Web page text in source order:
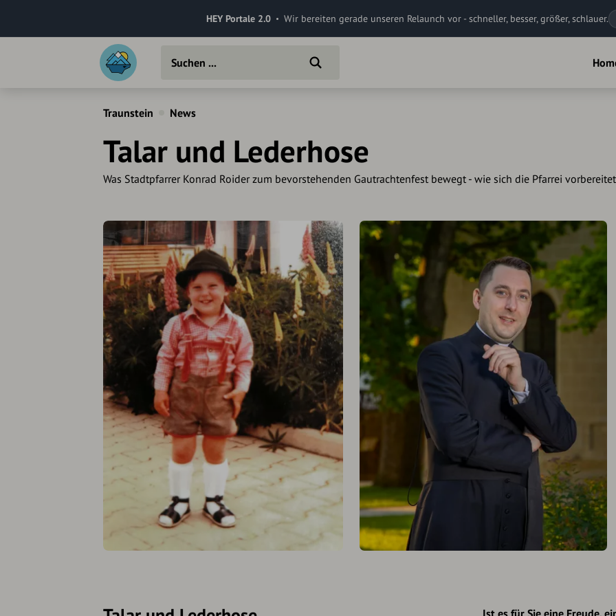
HEY Portale 2.0 Wir bereiten gerade unseren Relaunch vor - schneller, besser, größer, schlauer.
Traunstein News
Talar und Lederhose
Was Stadtpfarrer Konrad Roider zum bevorstehenden Gautrachtenfest bewegt - wie sich die Pfarrei vorbereitet
Ist es für Sie eine Freude,